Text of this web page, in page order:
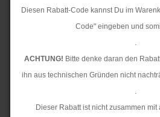
Diesen Rabatt-Code kannst Du im
Code" eingeben und
.
ACHTUNG! Bitte denke daran den
ihn aus technischen Gründen nicht
.
Dieser Rabatt ist nicht zusammen
Baumwolle - Jeans -